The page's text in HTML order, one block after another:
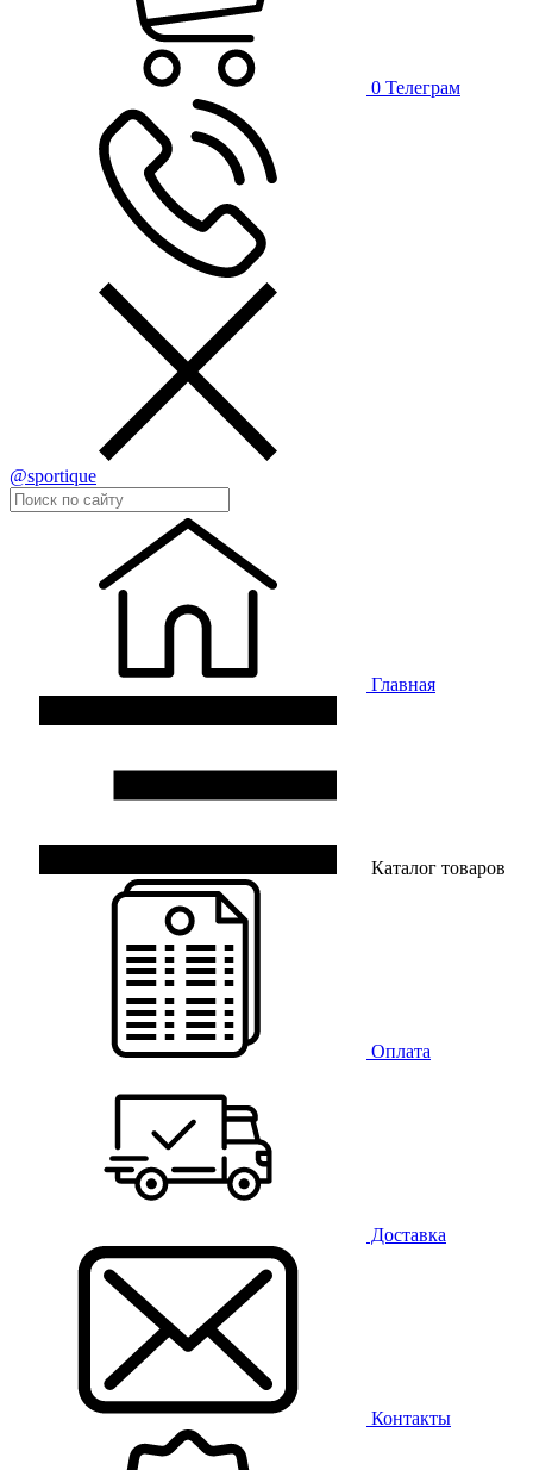
0 Телеграм
@sportique
Главная
Каталог товаров
Оплата
Доставка
Контакты